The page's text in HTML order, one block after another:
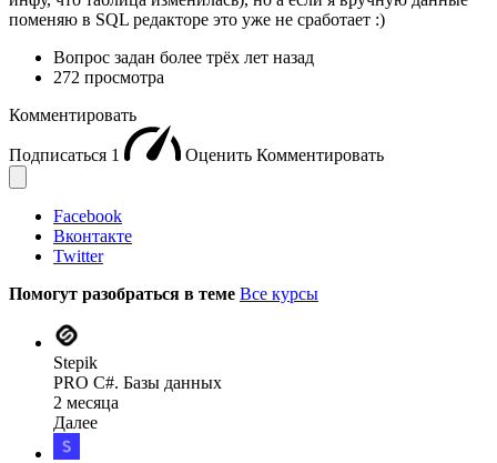
поменяю в SQL редакторе это уже не сработает :)
Вопрос задан более трёх лет назад
272 просмотра
Комментировать
Подписаться 1 Оценить Комментировать
Facebook
Вконтакте
Twitter
Помогут разобраться в теме Все курсы
Stepik
PRO C#. Базы данных
2 месяца
Далее